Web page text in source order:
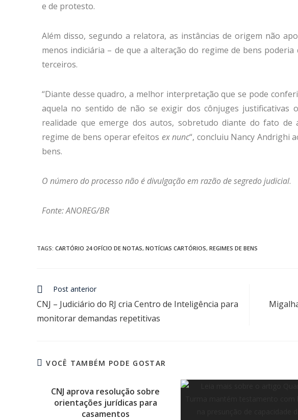
e de protesto.
Além disso, segundo a relatora, as instâncias de origem não
menos indiciária – de que a alteração do regime de bens
terceiros.
“Diante desse quadro, a melhor interpretação que se pode
aquela no sentido de não se exigir dos cônjuges justificativas
realidade que emerge dos autos, sobretudo diante do fato de
regime de bens operar efeitos ex nunc“, concluiu Nancy Andrighi
bens.
O número do processo não é divulgação em razão de segredo judicial.
Fonte: ANOREG/BR
TAGS: CARTÓRIO 24 OFÍCIO DE NOTAS, NOTÍCIAS CARTÓRIOS, REGIMES DE BENS
Post anterior
CNJ – Judiciário do RJ cria Centro de Inteligência para
monitorar demandas repetitivas
VOCÊ TAMBÉM PODE GOSTAR
CNJ aprova resolução sobre
orientações jurídicas para
casamentos